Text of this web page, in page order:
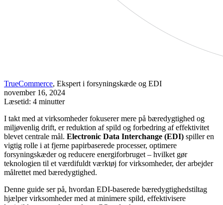
TrueCommerce, Ekspert i forsyningskæde og EDI
november 16, 2024
Læsetid: 4 minutter
I takt med at virksomheder fokuserer mere på bæredygtighed og
miljøvenlig drift, er reduktion af spild og forbedring af effektivitet
blevet centrale mål. Electronic Data Interchange (EDI) spiller en
vigtig rolle i at fjerne papirbaserede processer, optimere
forsyningskæder og reducere energiforbruget – hvilket gør
teknologien til et værdifuldt værktøj for virksomheder, der arbejder
målrettet med bæredygtighed.
Denne guide ser på, hvordan EDI-baserede bæredygtighedstiltag
hjælper virksomheder med at minimere spild, effektivisere